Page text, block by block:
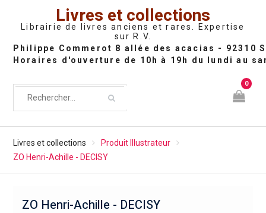
Livres et collections
Librairie de livres anciens et rares. Expertise
sur R.V.
0
Livres et collections
Produit Illustrateur
ZO Henri-Achille - DECISY
ZO Henri-Achille - DECISY